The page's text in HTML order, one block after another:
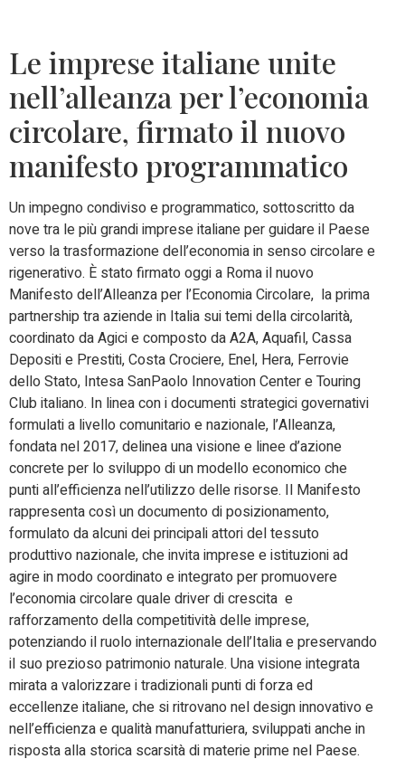
Le imprese italiane unite
nell’alleanza per l’economia
circolare, firmato il nuovo
manifesto programmatico
Un impegno condiviso e programmatico, sottoscritto da
nove tra le più grandi imprese italiane per guidare il Paese
verso la trasformazione dell’economia in senso circolare e
rigenerativo. È stato firmato oggi a Roma il nuovo
Manifesto dell’Alleanza per l’Economia Circolare, la prima
partnership tra aziende in Italia sui temi della circolarità,
coordinato da Agici e composto da A2A, Aquafil, Cassa
Depositi e Prestiti, Costa Crociere, Enel, Hera, Ferrovie
dello Stato, Intesa SanPaolo Innovation Center e Touring
Club italiano. In linea con i documenti strategici governativi
formulati a livello comunitario e nazionale, l’Alleanza,
fondata nel 2017, delinea una visione e linee d’azione
concrete per lo sviluppo di un modello economico che
punti all’efficienza nell’utilizzo delle risorse. Il Manifesto
rappresenta così un documento di posizionamento,
formulato da alcuni dei principali attori del tessuto
produttivo nazionale, che invita imprese e istituzioni ad
agire in modo coordinato e integrato per promuovere
l’economia circolare quale driver di crescita e
rafforzamento della competitivitàdelle imprese,
potenziando il ruolo internazionale dell’Italia e preservando
il suo prezioso patrimonio naturale. Una visione integrata
mirata a valorizzare i tradizionali punti di forza ed
eccellenze italiane, che si ritrovano nel design innovativo e
nell’efficienza e qualità manufatturiera, sviluppati anche in
risposta alla storica scarsità di materie prime nel Paese.